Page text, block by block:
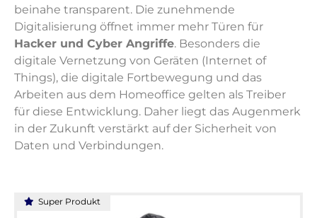
beinahe transparent. Die zunehmende
Digitalisierung öffnet immer mehr Türen für
Hacker und Cyber Angriffe. Besonders die
digitale Vernetzung von Geräten (Internet of
Things), die digitale Fortbewegung und das
Arbeiten aus dem Homeoffice gelten als Treiber
für diese Entwicklung. Daher liegt das Augenmerk
in der Zukunft verstärkt auf der Sicherheit von
Daten und Verbindungen.
Super Produkt